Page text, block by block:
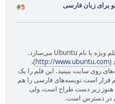
#5 برای زبان فارسی
پروژهٔ اوبونتو دارد برای خودش یک قلم ویژه با نام Ubuntu می‌سازد.
(
http://www.ubuntu.com)،
روی سایت ببینید. این قلم را یک
قرار است نویسه‌های فارسی را هم
هنوز زیر دست طراح است، ولی
در دسترس است.